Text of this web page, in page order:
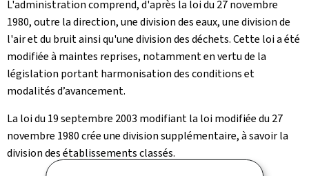
L'administration comprend, d'après la loi du 27 novembre
1980, outre la direction, une division des eaux, une division de
l'air et du bruit ainsi qu'une division des déchets. Cette loi a été
modifiée à maintes reprises, notamment en vertu de la
législation portant harmonisation des conditions et
modalités d’avancement.
La loi du 19 septembre 2003 modifiant la loi modifiée du 27
novembre 1980 crée une division supplémentaire, à savoir la
division des établissements classés.